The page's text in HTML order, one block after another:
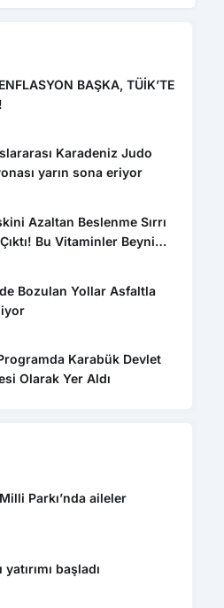
BAŞKA, TÜİK’TE
Karadeniz Judo
yarın sona eriyor
Azaltan Beslenme Sırrı
Bu Vitaminler Beyni
Bozulan Yollar Asfaltla
Karabük Devlet
Olarak Yer Aldı
Parkı’nda aileler
başladı